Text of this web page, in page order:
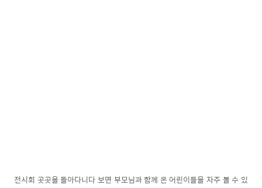
전시회 곳곳을 돌아다니다 보면 부모님과 함께 온 어린이들을 자주 볼 수 있